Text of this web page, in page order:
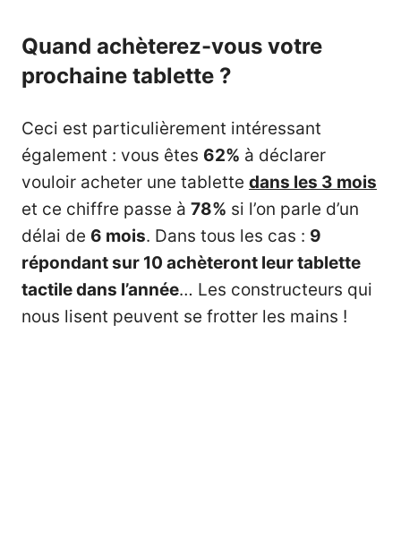
Quand achèterez-vous votre
prochaine tablette ?
Ceci est particulièrement intéressant
également : vous êtes 62% à déclarer
vouloir acheter une tablette dans les 3 mois
et ce chiffre passe à 78% si l’on parle d’un
délai de 6 mois. Dans tous les cas : 9
répondant sur 10 achèteront leur tablette
tactile dans l’année… Les constructeurs qui
nous lisent peuvent se frotter les mains !